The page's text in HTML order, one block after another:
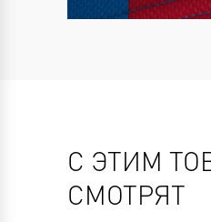
С ЭТИМ
СМОТРЯТ